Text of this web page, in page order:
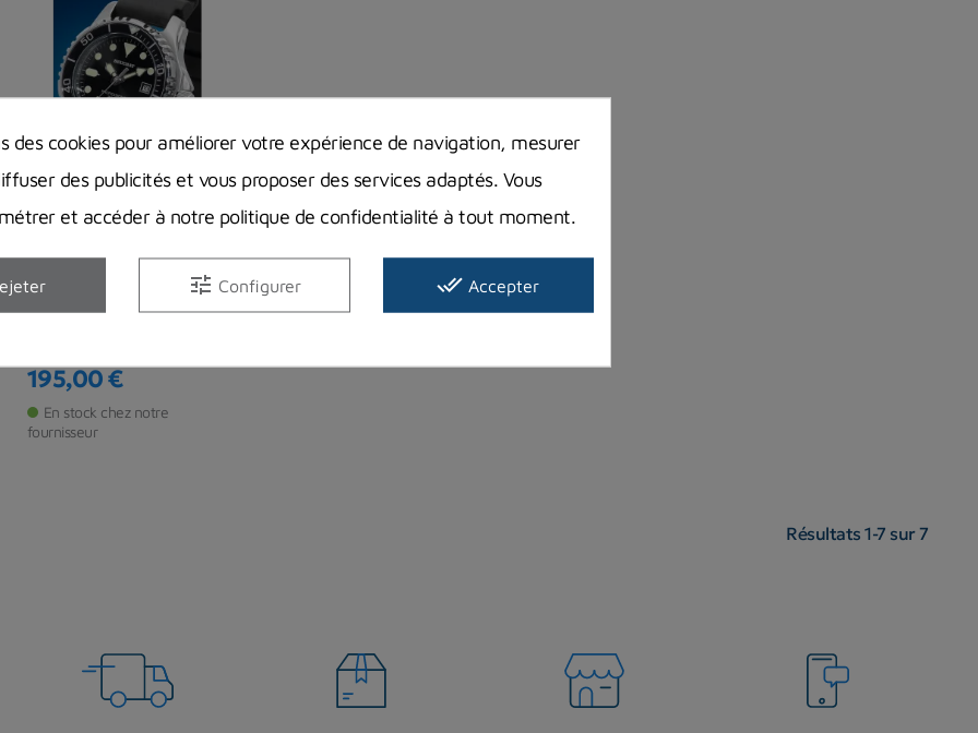
Montre Beuchat
BEU0503 - 5
BEUCHAT
Prix
195,00 €
En stock chez notre
fournisseur
Résultats 1-7 sur 7
des cookies pour améliorer votre expérience de navigation, mesurer
des publicités et vous proposer des services adaptés. Vous
et accéder à notre politique de confidentialité à tout moment.
tune Configurer done_all Accepter